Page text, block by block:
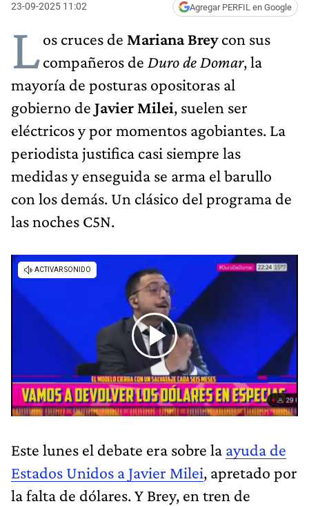
23-09-2025 11:02 Agregar PERFIL en Google
Los cruces de Mariana Breycon sus
compañeros de Duro de Domar, la
mayoría de posturas opositoras al
gobierno de Javier Milei, suelen ser
eléctricos y por momentos agobiantes. La
periodista justifica casi siempre las
medidas y enseguida se arma el barullo
con los demás. Un clásico del programa de
las noches C5N.
Este lunes el debate era sobre la ayuda de
Estados Unidos a Javier Milei, apretado por
la falta de dólares. Y Brey, en tren de